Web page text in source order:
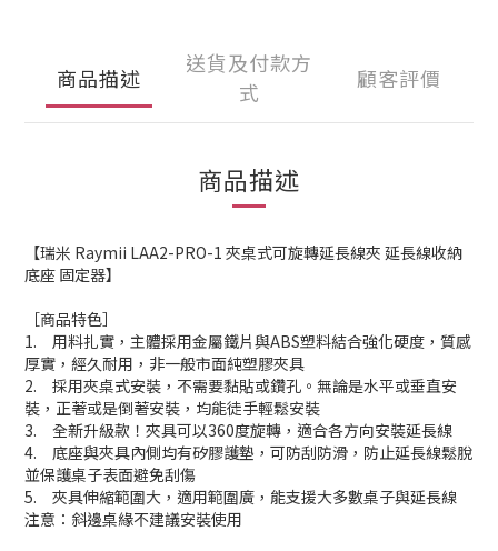
商品描述
送貨及付款方
式
顧客評價
商品描述
【瑞米 Raymii LAA2-PRO-1 夾桌式可旋轉延長線夾 延長線收納
底座 固定器】
［商品特色］
1. 用料扎實，主體採用金屬鐵片與ABS塑料結合強化硬度，質感
厚實，經久耐用，非一般市面純塑膠夾具
2. 採用夾桌式安裝，不需要黏貼或鑽孔。無論是水平或垂直安
裝，正著或是倒著安裝，均能徒手輕鬆安裝
3. 全新升級款！夾具可以360度旋轉，適合各方向安裝延長線
4. 底座與夾具內側均有矽膠護墊，可防刮防滑，防止延長線鬆脫
並保護桌子表面避免刮傷
5. 夾具伸縮範圍大，適用範圍廣，能支援大多數桌子與延長線
注意：斜邊桌緣不建議安裝使用